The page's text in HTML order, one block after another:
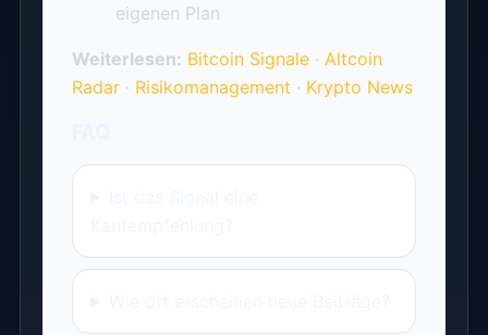
eigenen Plan
Weiterlesen: Bitcoin Signale· Altcoin
Radar· Risikomanagement · Krypto News